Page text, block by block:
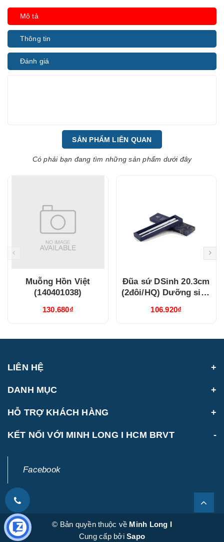
Mô tả
Thông tin
Đánh giá
SẢN PHẨM LIÊN QUAN
Có phải bạn đang tìm những sản phẩm dưới đây
Muỗng Hồn Việt
(140401038)
130.680₫
Đũa sứ DSinh 20.3cm
(2đôi/HQ) Dưỡng sinh
(21207800002Q)
106.920₫
LIÊN HỆ
DANH MỤC
HỖ TRỢ KHÁCH HÀNG
KẾT NỐI VỚI MINH LONG I HCM BRVT
Facebook
© Bản quyền thuộc về Minh Long I
Cung cấp bởiSapo